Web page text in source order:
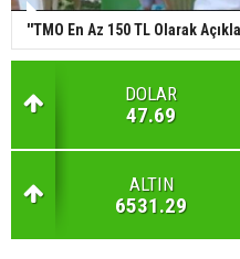
''TMO En Az 150 TL Olarak
DOLAR
47.69
ALTIN
6531.29